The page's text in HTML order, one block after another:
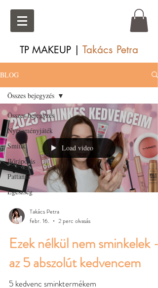
TP MAKEUP | Takács Petra
BLOG
Összes bejegyzés
Nyereményjáték
Smink
Bőrápolás
Pattanás
Egészség
Összes bejegyzés
Load video
Takács Petra
febr. 16.
2 perc olvasás
Ezek nélkül nem sminkelek –
az 5 abszolút kedvencem
5 kedvenc sminktermékem